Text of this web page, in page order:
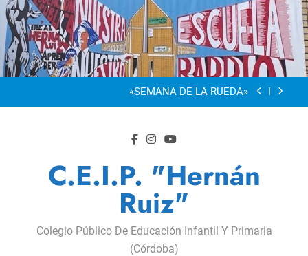
Saltar
al
contenido
“Visibles Sí”
Dia De La Familia
«SEMANA DE LA RUEDA»
Dia De La Familia
«SEMANA DE LA RUEDA»
Apadrinamiento Lector 2026
C.E.I.P. "Hernán
Ruiz"
Colegio Público De Educación Infantil Y Primaria
(Córdoba)